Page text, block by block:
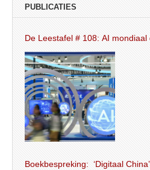
PUBLICATIES
De Leestafel # 108:
Boekbespreking: ‘Digitaal China’